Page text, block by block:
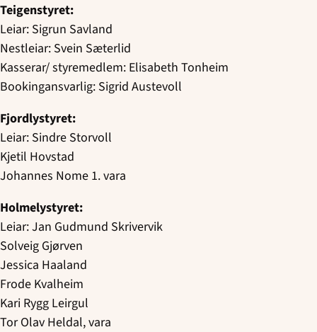
Teigenstyret:
Leiar: Sigrun Savland
Nestleiar: Svein Sæterlid
Kasserar/ styremedlem: Elisabeth Tonheim
Bookingansvarlig: Sigrid Austevoll
Fjordlystyret:
Leiar: Sindre Storvoll
Kjetil Hovstad
Johannes Nome 1. vara
Holmelystyret:
Leiar: Jan Gudmund Skrivervik
Solveig Gjørven
Jessica Haaland
Frode Kvalheim
Kari Rygg Leirgul
Tor Olav Heldal, vara